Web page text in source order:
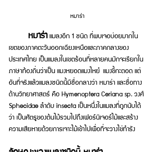
หมาร่า
หมาร่า แมลงอีก 1 ชนิด ที่พบเจอบ่อยมากใน
เขตของภาคตะวันออกเฉียงเหนือและภาคกลางของ
ประเทศไทย เป็นแมลงในเขตร้อนที่หลายคนมักจะเรียกใน
ภาษาท้องถิ่นว่าเป็น แมงหยอดแมงไหย๋ แมงขี้กะตอด แต่
อันที่จริงแล้วแมลงชนิดนี้มีชื่อกลางว่า หมาร่า และชื่อทาง
ด้านวิทยาศาสตร์ คือ Hymenoptera Ceriana sp. วงศ์
Sphecidae ลำดับ insecta เป็นหนึ่งในแมลงที่ถูกนับได้
ว่า เป็นศัตรูของต้นไม้รวมไปถึงเฟอร์นิเจอร์ไม้และสร้าง
ความเสียหายด้วยการเจาะไม้เข้าไปเพื่อที่จะวางไข่ทำรัง